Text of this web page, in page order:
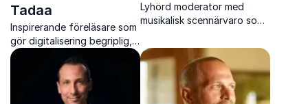
Tadaa
Inspirerande föreläsare som
gör digitalisering begriplig,
mänsklig och direkt
användbar i både vardag
och verksamhet
Lyhörd moderator med
musikalisk scennärvaro som
och professionella event